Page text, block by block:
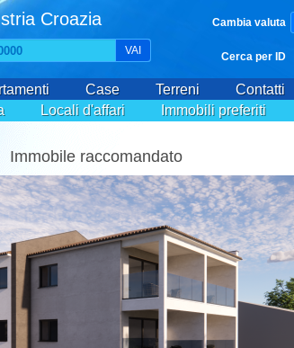
Croazia
VAI
Cambia valuta
Cerca per ID
Case Terreni
Contatti
Locali d'affari Immobili preferiti
Immobile raccomandato
giardino Valbandon Fažana